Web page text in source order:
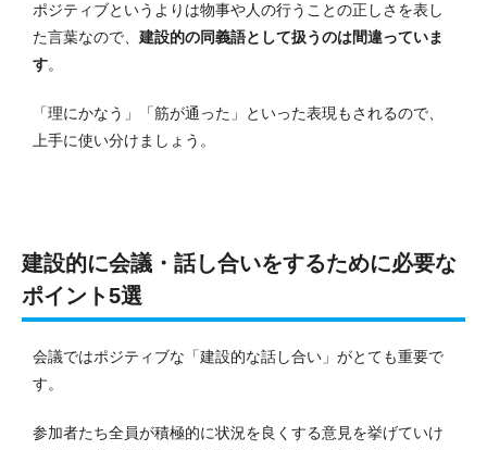
ポジティブというよりは物事や人の行うことの正しさを表し
た言葉なので、 建設的の同義語として扱うのは間違っていま
す。
「理にかなう」「筋が通った」といった表現もされるので、
上手に使い分けましょう。
建設的に会議・話し合いをするために必要な
ポイント5選
会議ではポジティブな「建設的な話し合い」がとても重要で
す。
参加者たち全員が積極的に状況を良くする意見を挙げていけ